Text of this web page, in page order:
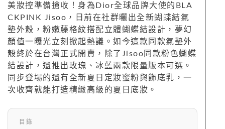
美妝控準備搶收！身為Dior全球品牌大使的BLA
CKPINK Jisoo，日前在社群曬出全新蝴蝶結氣
墊外殼，粉嫩藤格紋搭配立體蝴蝶結設計，夢幻
顏值一曝光立刻掀起熱議。如今這款同款氣墊外
殼終於在台灣正式開賣，除了Jisoo同款粉色蝴蝶
結設計，還推出玫瑰、冰藍兩款限量版本可選。
同步登場的還有全新夏日定妝蜜粉與飾底乳，一
次收齊就能打造精緻高級的夏日底妝。
目錄